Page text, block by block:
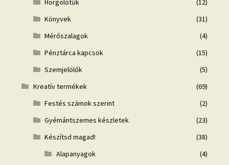
Horgolótűk
(12)
Könyvek
(31)
Mérőszalagok
(4)
Pénztárca kapcsok
(15)
Szemjelölők
(5)
Kreatív termékek
(69)
Festés számok szerint
(2)
Gyémántszemes készletek
(23)
Készítsd magad!
(38)
Alapanyagok
(4)